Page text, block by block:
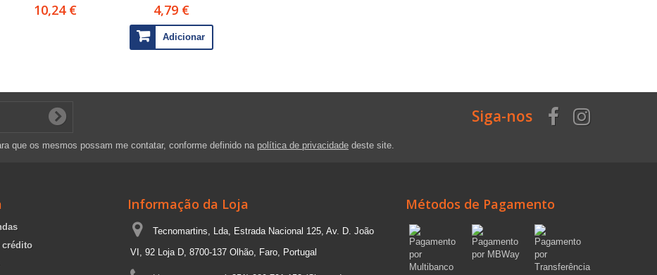
10,24 € 4,79 €
Adicionar
que os mesmos possam me contatar, conforme definido na política de privacidade deste site.
Siga-nos
crédito
Informação da Loja
Tecnomartins, Lda, Estrada Nacional 125, Av. D. João
VI, 92 Loja D, 8700-137 Olhão, Faro, Portugal
Métodos de Pagamento